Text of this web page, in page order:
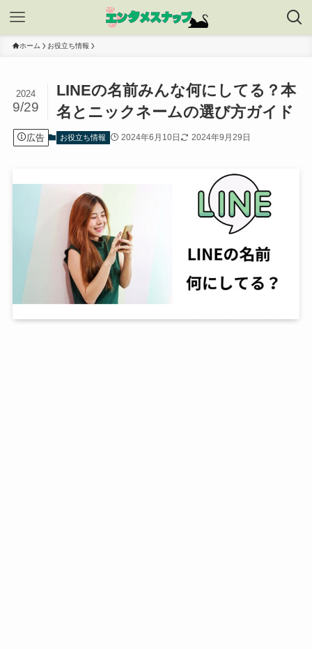
ホーム お役立ち情報
LINEの名前みんな何にしてる？本
名とニックネームの選び方ガイド
2024
9/29
広告 お役立ち情報 2024年6月10日 2024年9月29日